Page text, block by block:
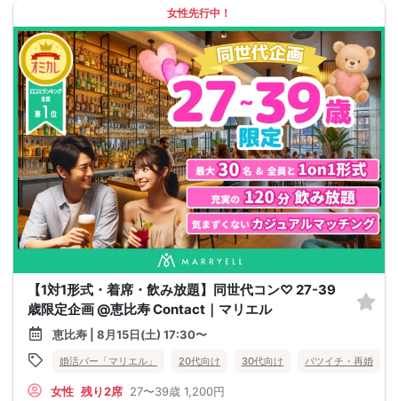
女性先行中！
【1対1形式・着席・飲み放題】同世代コン♡ 27-39
歳限定企画 @恵比寿 Contact｜マリエル
恵比寿 | 8月15日(土) 17:30〜
婚活バー「マリエル」 20代向け 30代向け バツイチ・再婚
女性 残り2席 27〜39歳 1,200円